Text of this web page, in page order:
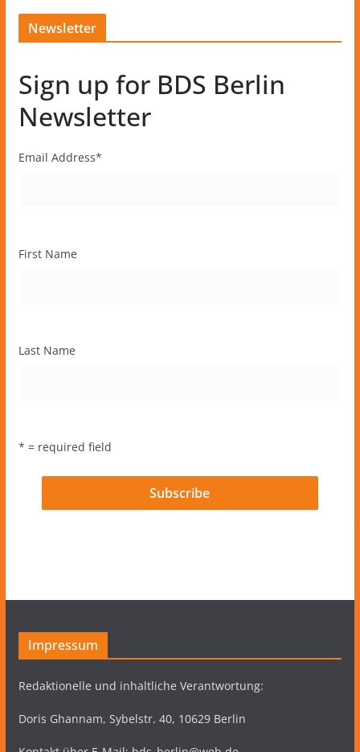
Newsletter
Sign up for BDS Berlin
Newsletter
Email Address*
First Name
Last Name
* = required field
Impressum
Redaktionelle und inhaltliche Verantwortung:
Doris Ghannam, Sybelstr. 40, 10629 Berlin